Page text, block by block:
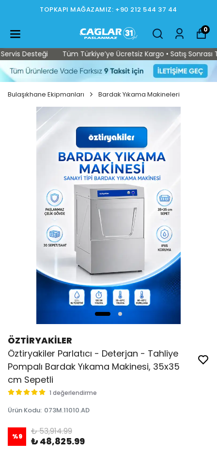
İSTOÇ MAĞAZAMIZ: +90 212 565 15 37
0
Desteği Tüm Türkiye’ye Ücretsiz Kargo • Satış Sonrası
Bulaşıkhane Ekipmanları Bardak Yıkama Makineleri
ÖZTİRYAKİLER
Öztiryakiler Parlatıcı - Deterjan - Tahliye
Pompalı Bardak Yıkama Makinesi, 35x35
cm Sepetli
1 değerlendirme
Ürün Kodu: 073M.11010.AD
%9 ₺ 53,914.99
₺ 48,825.99